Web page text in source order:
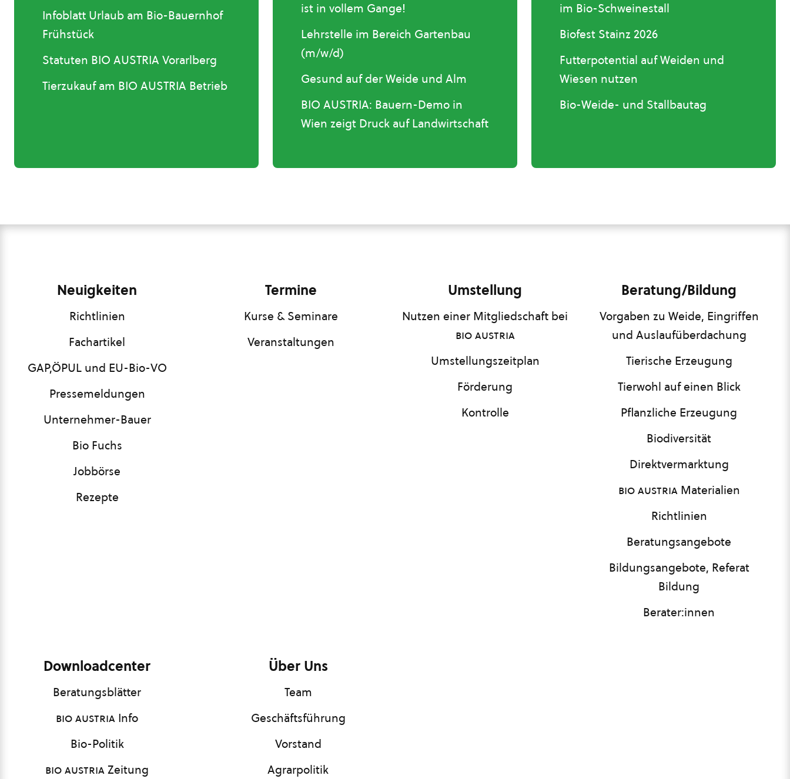
Infoblatt Urlaub am Bio-Bauernhof
Frühstück
Statuten BIO AUSTRIA Vorarlberg
Tierzukauf am BIO AUSTRIA Betrieb
ist in vollem Gange!
Lehrstelle im Bereich Gartenbau
(m/w/d)
Gesund auf der Weide und Alm
BIO AUSTRIA: Bauern-Demo in
Wien zeigt Druck auf Landwirtschaft
im Bio-Schweinestall
Biofest Stainz 2026
Futterpotential auf Weiden und
Wiesen nutzen
Bio-Weide- und Stallbautag
Neuigkeiten
Richtlinien
Fachartikel
GAP,ÖPUL und EU-Bio-VO
Pressemeldungen
Unternehmer-Bauer
Bio Fuchs
Jobbörse
Rezepte
Termine
Kurse & Seminare
Veranstaltungen
Umstellung
Nutzen einer Mitgliedschaft bei
bio austria
Umstellungszeitplan
Förderung
Kontrolle
Beratung/Bildung
Vorgaben zu Weide, Eingriffen
und Auslaufüberdachung
Tierische Erzeugung
Tierwohl auf einen Blick
Pflanzliche Erzeugung
Biodiversität
Direktvermarktung
bio austriaMaterialien
Richtlinien
Beratungsangebote
Bildungsangebote, Referat
Bildung
Berater:innen
Downloadcenter
Beratungsblätter
bio austria Info
Bio-Politik
bio austriaZeitung
Über Uns
Team
Geschäftsführung
Vorstand
Agrarpolitik